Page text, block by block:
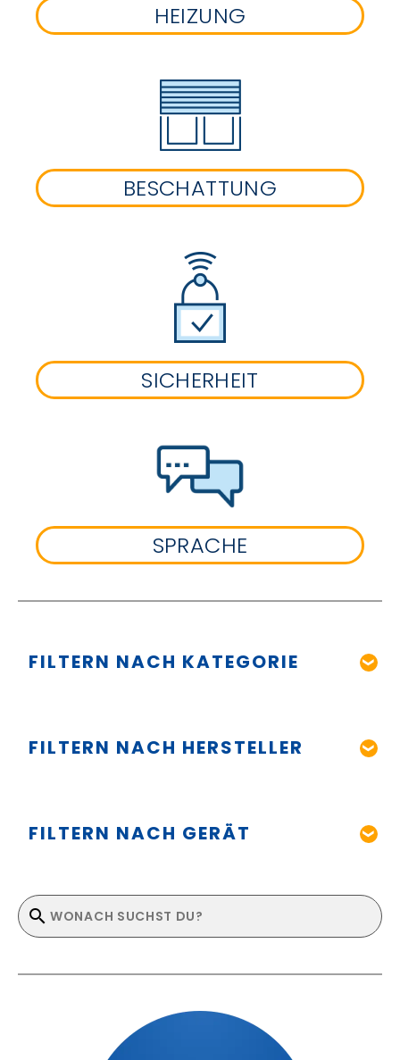
HEIZUNG
BESCHATTUNG
SICHERHEIT
SPRACHE
FILTERN NACH KATEGORIE
FILTERN NACH HERSTELLER
FILTERN NACH GERÄT